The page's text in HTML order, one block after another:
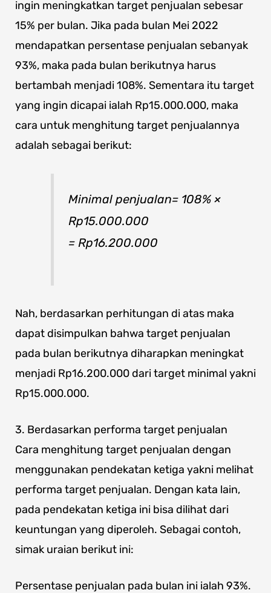
ingin meningkatkan target penjualan sebesar
15% per bulan. Jika pada bulan Mei 2022
mendapatkan persentase penjualan sebanyak
93%, maka pada bulan berikutnya harus
bertambah menjadi 108%. Sementara itu target
yang ingin dicapai ialah Rp15.000.000, maka
cara untuk menghitung target penjualannya
adalah sebagai berikut:
Minimal penjualan= 108% ×
Rp15.000.000
= Rp16.200.000
Nah, berdasarkan perhitungan di atas maka
dapat disimpulkan bahwa target penjualan
pada bulan berikutnya diharapkan meningkat
menjadi Rp16.200.000 dari target minimal yakni
Rp15.000.000.
3. Berdasarkan performa target penjualan
Cara menghitung target penjualan dengan
menggunakan pendekatan ketiga yakni melihat
performa target penjualan. Dengan kata lain,
pada pendekatan ketiga ini bisa dilihat dari
keuntungan yang diperoleh. Sebagai contoh,
simak uraian berikut ini:
Persentase penjualan pada bulan ini ialah 93%.